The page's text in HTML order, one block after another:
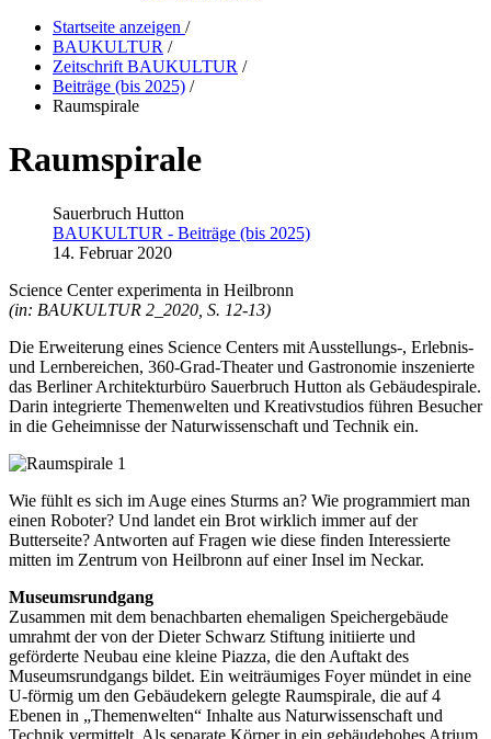
Startseite anzeigen /
BAUKULTUR /
Zeitschrift BAUKULTUR /
Beiträge (bis 2025) /
Raumspirale
Raumspirale
Sauerbruch Hutton
BAUKULTUR - Beiträge (bis 2025)
14. Februar 2020
Science Center experimenta in Heilbronn
(in: BAUKULTUR 2_2020, S. 12-13)
Die Erweiterung eines Science Centers mit Ausstellungs-, Erlebnis-
und Lernbereichen, 360-Grad-Theater und Gastronomie inszenierte
das Berliner Architekturbüro Sauerbruch Hutton als Gebäudespirale.
Darin integrierte Themenwelten und Kreativstudios führen Besucher
in die Geheimnisse der Naturwissenschaft und Technik ein.
Wie fühlt es sich im Auge eines Sturms an? Wie programmiert man
einen Roboter? Und landet ein Brot wirklich immer auf der
Butterseite? Antworten auf Fragen wie diese finden Interessierte
mitten im Zentrum von Heilbronn auf einer Insel im Neckar.
Museumsrundgang
Zusammen mit dem benachbarten ehemaligen Speichergebäude
umrahmt der von der Dieter Schwarz Stiftung initiierte und
geförderte Neubau eine kleine Piazza, die den Auftakt des
Museumsrundgangs bildet. Ein weiträumiges Foyer mündet in eine
U-förmig um den Gebäudekern gelegte Raumspirale, die auf 4
Ebenen in „Themenwelten“ Inhalte aus Naturwissenschaft und
Technik vermittelt. Als separate Körper in ein gebäudehohes Atrium